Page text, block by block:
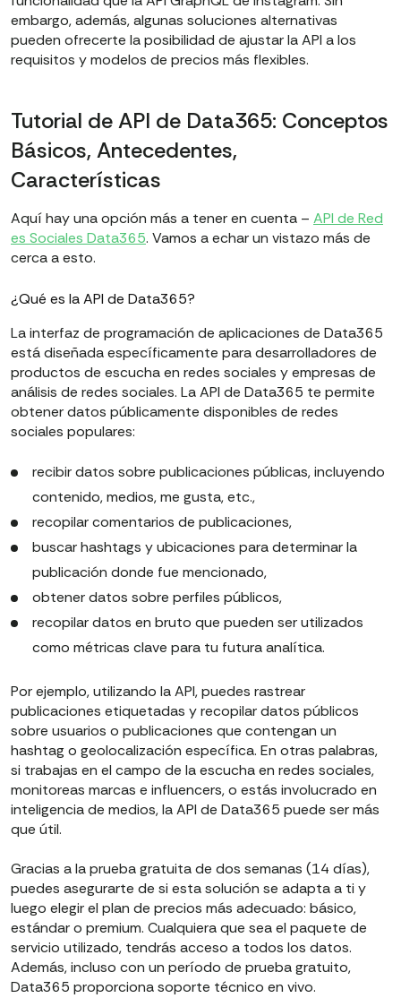
embargo, además, algunas soluciones alternativas
pueden ofrecerte la posibilidad de ajustar la API a los
requisitos y modelos de precios más flexibles.
Tutorial de API de Data365: Conceptos
Básicos, Antecedentes,
Características
Aquí hay una opción más a tener en cuenta – API de Red
es Sociales Data365. Vamos a echar un vistazo más de
cerca a esto.
¿Qué es la API de Data365?
La interfaz de programación de aplicaciones de Data365
está diseñada específicamente para desarrolladores de
productos de escucha en redes sociales y empresas de
análisis de redes sociales. La API de Data365 te permite
obtener datos públicamente disponibles de redes
sociales populares:
recibir datos sobre publicaciones públicas, incluyendo
contenido, medios, me gusta, etc.,
recopilar comentarios de publicaciones,
buscar hashtags y ubicaciones para determinar la
publicación donde fue mencionado,
obtener datos sobre perfiles públicos,
recopilar datos en bruto que pueden ser utilizados
como métricas clave para tu futura analítica.
Por ejemplo, utilizando la API, puedes rastrear
publicaciones etiquetadas y recopilar datos públicos
sobre usuarios o publicaciones que contengan un
hashtag o geolocalización específica. En otras palabras,
si trabajas en el campo de la escucha en redes sociales,
monitoreas marcas e influencers, o estás involucrado en
inteligencia de medios, la API de Data365 puede ser más
que útil.
Gracias a la prueba gratuita de dos semanas (14 días),
puedes asegurarte de si esta solución se adapta a ti y
luego elegir el plan de precios más adecuado: básico,
estándar o premium. Cualquiera que sea el paquete de
servicio utilizado, tendrás acceso a todos los datos.
Además, incluso con un período de prueba gratuito,
Data365 proporciona soporte técnico en vivo.